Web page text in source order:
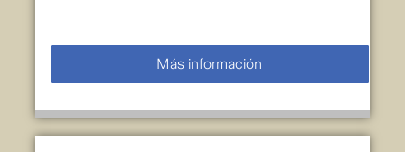
Más información